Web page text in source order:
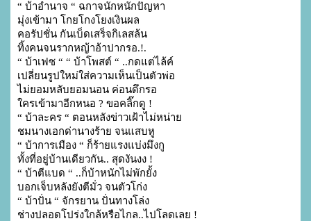
“ บ้าอำนาจ “ ฉกาจนักหนักปัญหา
มุ่งเข้ามา โกยโกงโยงเงินผล
คอรัปชั่น กันเบ็ดเสร็จกิเลสล้น
ทิ้งคนจนรากหญ้าอ้าปากรอ.!.
“ บ้าเฟซ “ “ บ้าโพสต์ “ ..กดแต่ไล้ค์
เปลี่ยนรูปใหม่ใส่ความเห็นเป็นตัวพ่อ
ไม่ยอมหลับยอมนอน ค่อนดึกรอ
ใครเข้ามาอีกหนอ ? ขอคลิ๊กดู !
“ บ้าละคร “ ตอนหลังข่าวเฝ้าไม่หน่าย
ชมนางเอกด่านางร้าย จนแสบหู
“ บ้าการเมือง “ ก็ร้ายแรงแบ่งมึงกู
ทั้งที่อยู่บ้านเดียวกัน.. สุดงันงง !
“ บ้าตีแบด “ ..ก็บ้าหนักไม่พักยั้ง
บอกเจ็บหลังยังตีมั่ว จนตัวโก่ง
“ บ้าปั่น “ จักรยาน ปั่นทางโล่ง
ช่างปลอดโปร่งใกล้หรือไกล..ไปโลดเลย !